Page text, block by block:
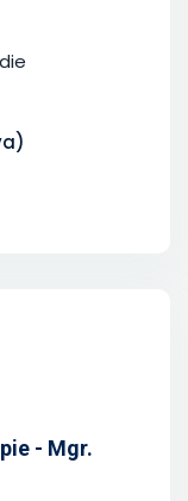
- Mgr.